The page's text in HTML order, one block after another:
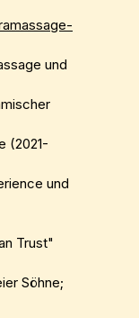
und
(2021-
und
Trust"
Söhne;